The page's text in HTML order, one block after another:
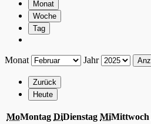
Monat
Woche
Tag
Monat Jahr
Zurück
Heute
MoMontag DiDienstag MiMittwoch